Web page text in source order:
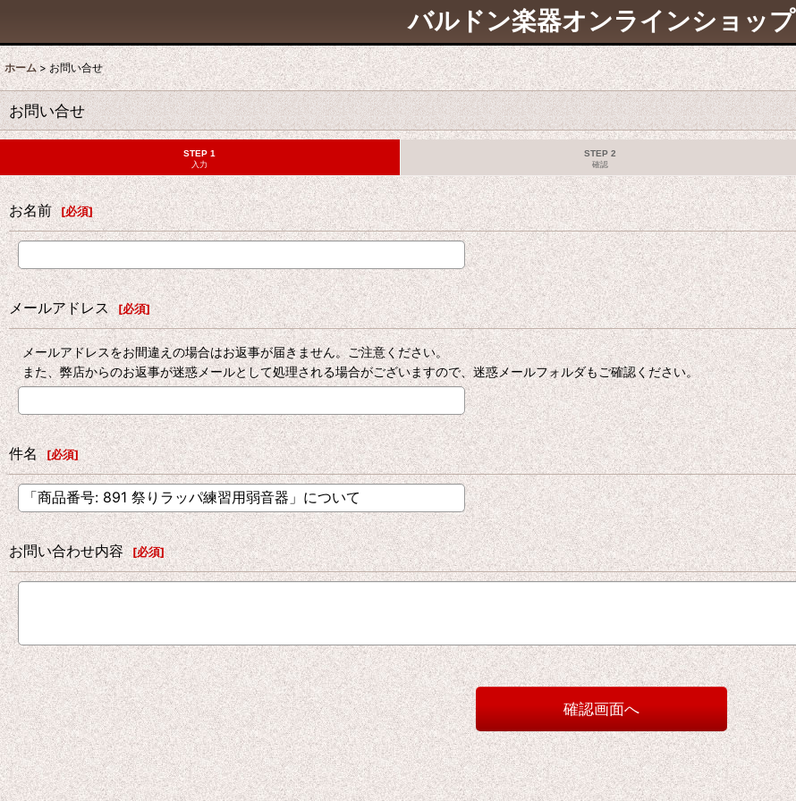
バルドン楽器オンラインショップ
ホーム > お問い合せ
お問い合せ
STEP 1
入力
STEP 2
確認
お名前 [必須]
メールアドレス [必須]
メールアドレスをお間違えの場合はお返事が届きません。ご注意ください。
また、弊店からのお返事が迷惑メールとして処理される場合がございますので、迷惑メールフォルダもご確認ください。
件名 [必須]
お問い合わせ内容 [必須]
確認画面へ